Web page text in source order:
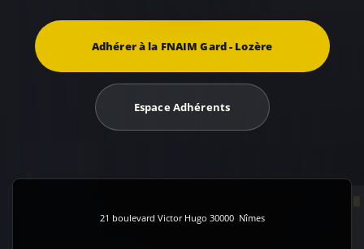
Adhérer à la FNAIM Gard - Lozère
Espace Adhérents
21 boulevard Victor Hugo 30000 Nîmes